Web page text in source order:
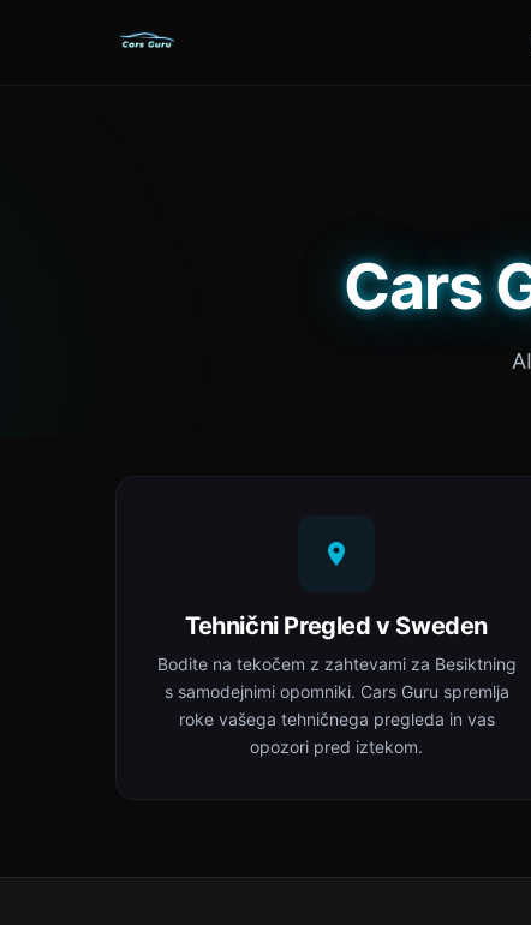
Cars
Tehnični Pregled v Sweden
Bodite na tekočem z zahtevami za Besiktning
s samodejnimi opomniki. Cars Guru spremlja
roke vašega tehničnega pregleda in vas
opozori pred iztekom.